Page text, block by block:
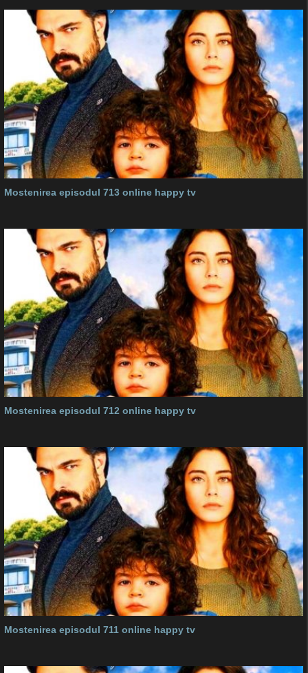
Mostenirea episodul 713 online happy tv
Mostenirea episodul 712 online happy tv
Mostenirea episodul 711 online happy tv